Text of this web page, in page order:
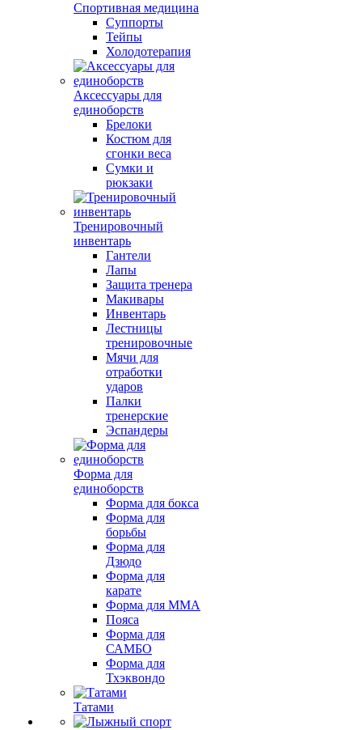
Спортивная медицина
Суппорты
Тейпы
Холодотерапия
Аксессуары для
единоборств
Брелоки
Костюм для
сгонки веса
Сумки и
рюкзаки
Тренировочный
инвентарь
Гантели
Лапы
Защита тренера
Макивары
Инвентарь
Лестницы
тренировочные
Мячи для
отработки
ударов
Палки
тренерские
Эспандеры
Форма для
единоборств
Форма для бокса
Форма для
борьбы
Форма для
Дзюдо
Форма для
карате
Форма для MMA
Пояса
Форма для
САМБО
Форма для
Тхэквондо
Татами